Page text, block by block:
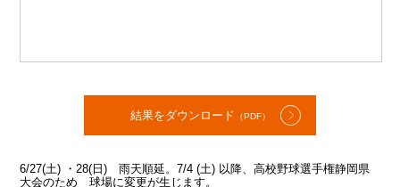
結果をダウンロード （PDF）
6/27(土) ・28(日) 雨天順延。7/4 (土) 以降、高校野球選手権静岡県
大会のため 球場に変更が生じます。